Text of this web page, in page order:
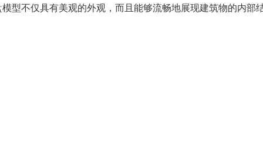
型不仅具有美观的外观，而且能够流畅地展现建筑物的内部